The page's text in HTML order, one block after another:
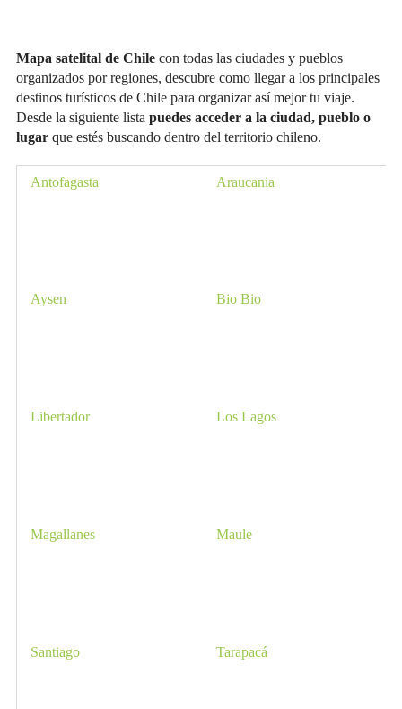
Mapa satelital de Chile con todas las ciudades y pueblos
organizados por regiones, descubre como llegar a los principales
destinos turísticos de Chile para organizar así mejor tu viaje.
Desde la siguiente lista puedes acceder a la ciudad, pueblo o
lugarque estés buscando dentro del territorio chileno.
Antofagasta Araucania
Aysen Bio Bio
Libertador Los Lagos
Magallanes Maule
Santiago Tarapacá